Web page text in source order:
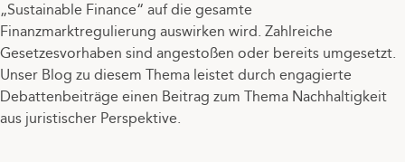
„Sustainable Finance“ auf die gesamte
Finanzmarktregulierung auswirken wird. Zahlreiche
Gesetzesvorhaben sind angestoßen oder bereits umgesetzt.
Unser Blog zu diesem Thema leistet durch engagierte
Debattenbeiträge einen Beitrag zum Thema Nachhaltigkeit
aus juristischer Perspektive.